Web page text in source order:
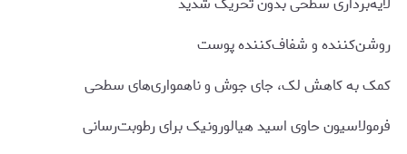
روشن‌کننده و شفاف‌کننده پوست
کمک به کاهش لک، جای جوش و ناهمواری‌های سطحی
فرمولاسیون حاوی اسید هیالورونیک برای رطوبت‌رسانی